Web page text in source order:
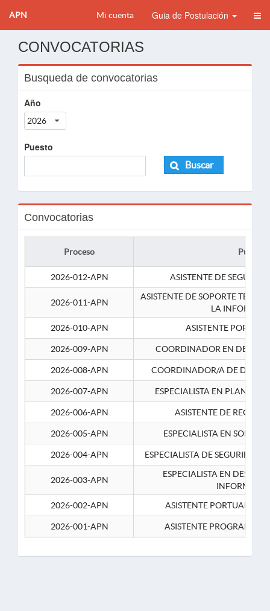
APN Mi cuenta Guia de Postulación
CONVOCATORIAS
Busqueda de convocatorias
Año
2026
Puesto
Buscar
Convocatorias
Proceso Puesto
2026-012-APN ASISTENTE DE
2026-011-APN
ASISTENTE DE SOPORTE
LA
2026-010-APN
ASISTENTE
2026-009-APN COORDINADOR EN
2026-008-APN COORDINADOR/A DE
2026-007-APN ESPECIALISTA EN
2026-006-APN ASISTENTE DE
2026-005-APN ESPECIALISTA EN
2026-004-APN ESPECIALISTA DE SEGURIDAD
2026-003-APN
ESPECIALISTA EN
2026-002-APN
ASISTENTE PORTUARIO 2-
2026-001-APN ASISTENTE